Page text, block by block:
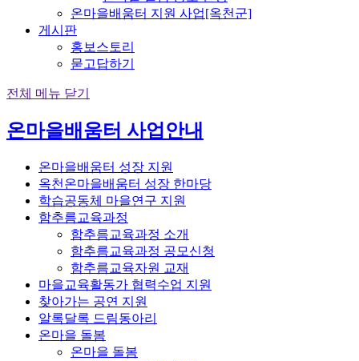
온마을배움터 지원 사업[옥천군]
게시판
홍보스토리
묻고답하기
전체 메뉴 닫기
온마을배움터 사업안내
온마을배움터 성장 지원
옥천온마을배움터 성장 한마당
학습공동체 마을연구 지원
함추름교육과정
함추름교육과정 소개
함추름교육과정 공모신청
함추름교육자원 교재
마을교육활동가 협력수업 지원
찾아가는 공연 지원
알록달록 드림동아리
온마을 돌봄
온마을 돌봄